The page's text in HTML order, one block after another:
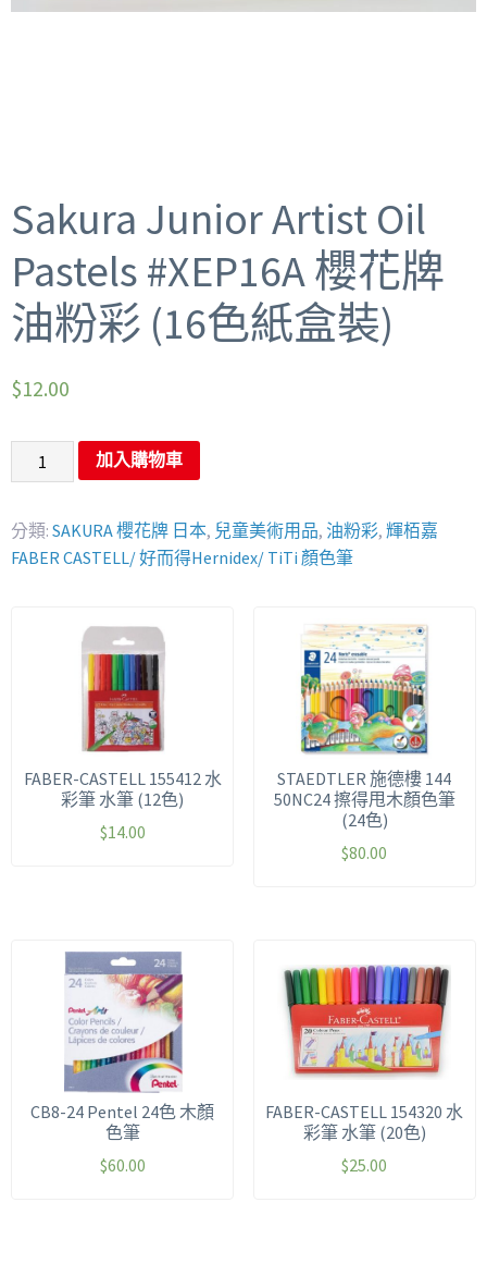
Sakura Junior Artist Oil
Pastels #XEP16A 櫻花牌
油粉彩 (16色紙盒裝)
$12.00
加入購物車
分類: SAKURA 櫻花牌 日本, 兒童美術用品, 油粉彩, 輝栢嘉
FABER CASTELL/ 好而得Hernidex/ TiTi 顏色筆
FABER-CASTELL 155412 水
彩筆 水筆 (12色)
$14.00
STAEDTLER 施德樓 144
50NC24 擦得甩木顏色筆
(24色)
$80.00
CB8-24 Pentel 24色 木顏
色筆
$60.00
FABER-CASTELL 154320 水
彩筆 水筆 (20色)
$25.00